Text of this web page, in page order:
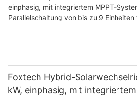
Foxtech Hybrid-
kW, einphasig, mit